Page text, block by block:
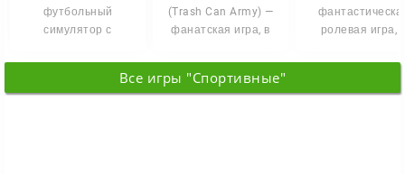
футбольный
симулятор с
который приглашает
(Trash Can Army) —
фанатская игра, в
обороны из
ролевая игра,
путешествие
Все игры "Спортивные"